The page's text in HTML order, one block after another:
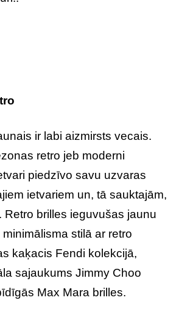
ir labi aizmirsts vecais.
retro jeb moderni
piedzīvo savu uzvaras
ietvariem un, tā sauktajām,
Retro brilles ieguvušas jaunu
stilā ar retro
kaķacis Fendi kolekcijā,
sajaukums Jimmy Choo
Max Mara brilles.